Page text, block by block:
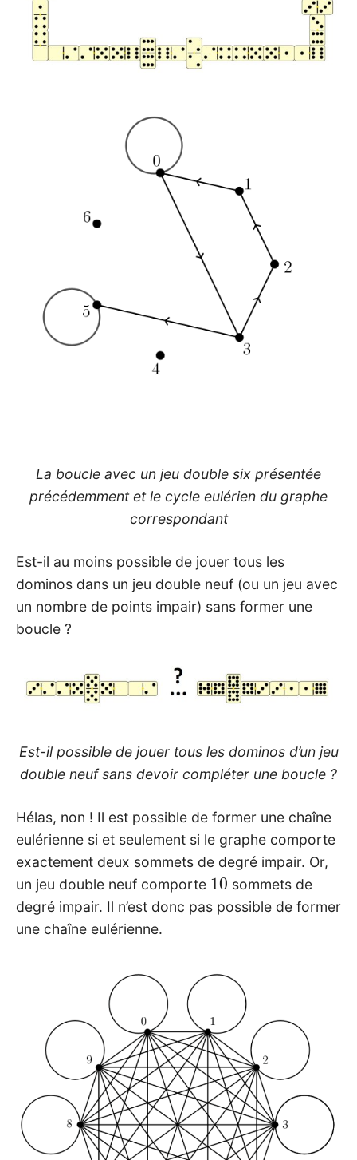
La boucle avec un jeu double six présentée
précédemment et le cycle eulérien du graphe
correspondant
Est-il au moins possible de jouer tous les
dominos dans un jeu double neuf (ou un jeu avec
un nombre de points impair) sans former une
boucle ?
Est-il possible de jouer tous les dominos d’un jeu
double neuf sans devoir compléter une boucle ?
Hélas, non ! Il est possible de former une chaîne
eulérienne si et seulement si le graphe comporte
exactement deux sommets de degré impair. Or,
un jeu double neuf comporte
10
sommets de
degré impair. Il n’est donc pas possible de former
une chaîne eulérienne.